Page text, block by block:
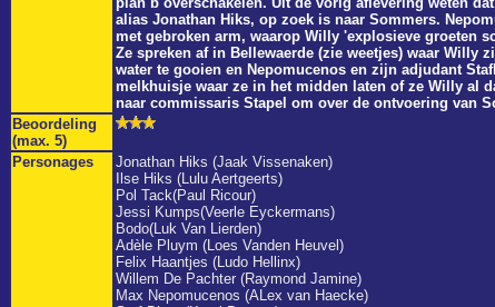
alias Jonathan Hiks, op zoek is naar Sommers.
met gebroken arm, waarop Willy 'explosieve groeten
Ze spreken af in Bellewaerde (zie weetjes) waar
water te gooien en Nepomucenos en zijn adjudant
melkhuisje waar ze in het midden laten of ze Willy al
naar commissaris Stapel om over de ontvoering van
Beoordeling
(max. 5)
Personages
Jonathan Hiks (Jaak Vissenaken)
Ilse Hiks (Lulu Aertgeerts)
Pol Tack(Paul Ricour)
Jessi Kumps(Veerle Eyckermans)
Bodo(Luk Van Lierden)
Adèle Pluym (Loes Vanden Heuvel)
Felix Haantjes (Ludo Hellinx)
Willem De Pachter (Raymond Jamine)
Max Nepomucenos (ALex van Haecke)